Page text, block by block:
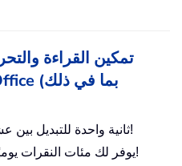
ثانية واحدة للتبديل بين عشرات المستندات المفتوحة!
يوفر لك مئات النقرات يوميًا، وقل وداعًا لألم يد الفأرة!